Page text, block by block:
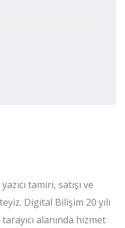
tamiri, satışı ve
Digital Bilişim 20 yılı
alanında hizmet